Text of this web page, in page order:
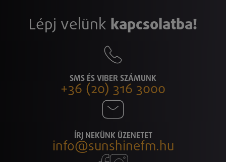
Lépj velünk kapcsolatba!
SMS ÉS VIBER SZÁMUNK
+36 (20) 316 3000
ÍRJ NEKÜNK ÜZENETET
info@sunshinefm.hu